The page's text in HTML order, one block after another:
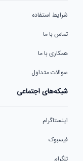
شرایط استفاده
تماس با ما
همکاری با ما
سوالات متداول
شبکه‌های اجتماعی
اینستاگرام
فیسبوک
تلگرام